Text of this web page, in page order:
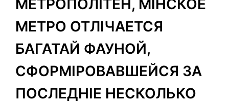
МЕТРОПОЛІТЕН, МІНСКОЕ
МЕТРО ОТЛІЧАЕТСЯ
БАГАТАЙ ФАУНОЙ,
СФОРМІРОВАВШЕЙСЯ ЗА
ПОСЛЕДНІЕ НЕСКОЛЬКО